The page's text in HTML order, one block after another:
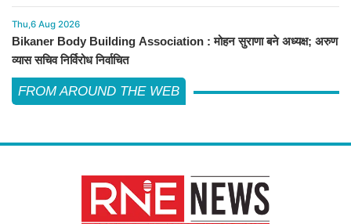
Thu,6 Aug 2026
Bikaner Body Building Association : मोहन सुराणा बने अध्यक्ष; अरुण
व्यास सचिव निर्विरोध निर्वाचित
FROM AROUND THE WEB